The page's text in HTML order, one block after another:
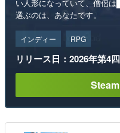
い人形になっていて、僧侶
選ぶのは、あなたです。
インディー RPG
リリース日：2026年第4